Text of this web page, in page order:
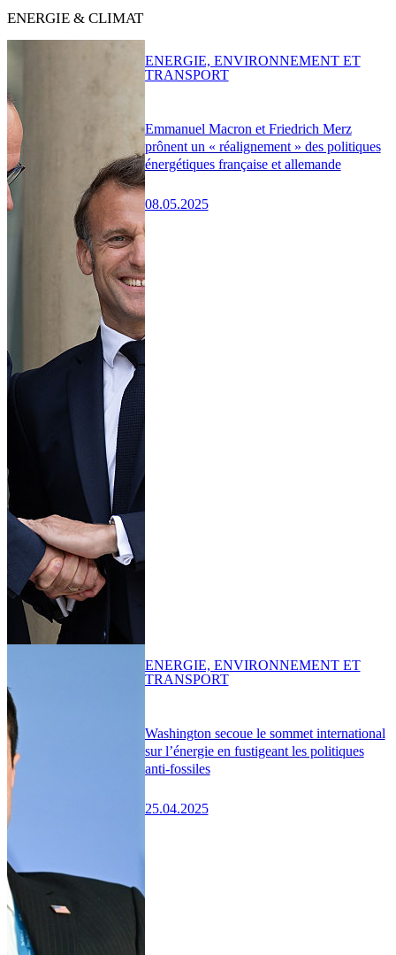
ENERGIE & CLIMAT
Emmanuel Macron et Friedrich Merz
prônent un « réalignement » des politiques
énergétiques française et allemande
08.05.2025
ENERGIE, ENVIRONNEMENT ET
TRANSPORT
Washington secoue le sommet international
sur l’énergie en fustigeant les politiques
anti-fossiles
25.04.2025
ENERGIE, ENVIRONNEMENT ET
TRANSPORT